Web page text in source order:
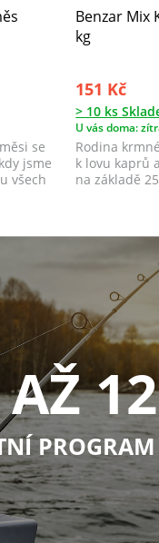
se
jsme
všech
Benzar Mix
kg
151 Kč
> 10 ks
U vás doma:
Rodina
k lovu kaprů
na základě
AŽ
PROGRAM